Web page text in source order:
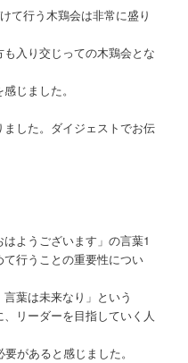
て行う木鶏会は非常に盛り
入り交じっての木鶏会とな
じました。
した。ダイジェストでお伝
ようございます」の言葉1
行うことの重要性につい
葉は未来なり」という
リーダーを目指していく人
があると感じました。